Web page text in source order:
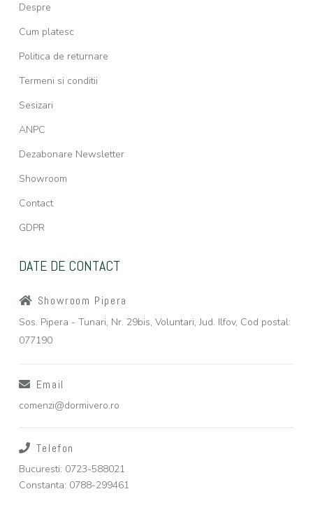
Despre
Cum platesc
Politica de returnare
Termeni si conditii
Sesizari
ANPC
Dezabonare Newsletter
Showroom
Contact
GDPR
DATE DE CONTACT
Showroom Pipera
Sos. Pipera - Tunari, Nr. 29bis, Voluntari, Jud. Ilfov, Cod postal:
077190
Email
comenzi@dormivero.ro
Telefon
Bucuresti: 0723-588021
Constanta: 0788-299461